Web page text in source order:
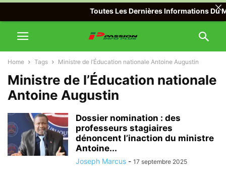
Home Tags Ministre de l’Éducation nationale Antoine Augustin
Ministre de l’Éducation nationale
Antoine Augustin
Dossier nomination : des
professeurs stagiaires
dénoncent l’inaction du ministre
Antoine...
Joseph Marcus - 17 septembre 2025
Toutes Les Dernières Informations Du